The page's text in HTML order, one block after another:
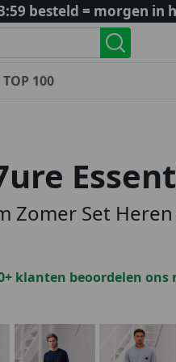
besteld = morgen in
Algerije
België
Italië
Kroatië
TOP 100
Zomer Set
klanten beoordelen ons